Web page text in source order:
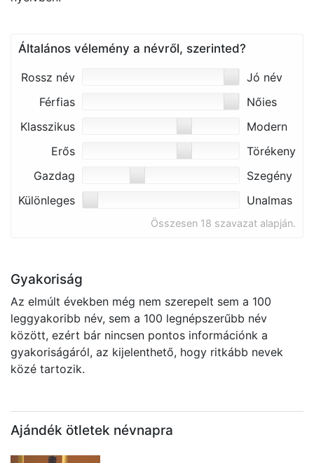
Általános vélemény a névről, szerinted?
Rossz név
Jó név
Férfias
Nőies
Klasszikus
Modern
Erős
Törékeny
Gazdag
Szegény
Különleges
Unalmas
Összesen 18 szavazat alapján.
Gyakoriság
Az elmúlt években még nem szerepelt sem a 100
leggyakoribb név, sem a 100 legnépszerűbb név
között, ezért bár nincsen pontos információnk a
gyakoriságáról, az kijelenthető, hogy ritkább nevek
közé tartozik.
Ajándék ötletek névnapra